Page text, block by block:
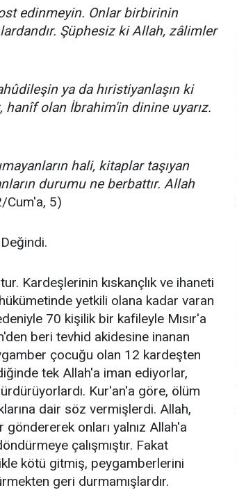
edinmeyin. Onlar birbirinin
Şüphesiz ki Allah, zâlimler
ya da hıristiyanlaşın ki
hanîf olan İbrahim'in dinine uyarız.
hali, kitaplar taşıyan
durumu ne berbattır. Allah
Cum'a, 5)
Kardeşlerinin kıskançlık ve ihaneti
yetkili olana kadar varan
70 kişilik bir kafileyle Mısır'a
beri tevhid akidesine inanan
çocuğu olan 12 kardeşten
tek Allah'a iman ediyorlar,
Kur'an'a göre, ölüm
dair söz vermişlerdi. Allah,
onları yalnız Allah'a
çalışmıştır. Fakat
kötü gitmiş, peygamberlerini
geri durmamışlardır.